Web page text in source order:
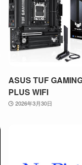
ASUS TUF
PLUS WIFI
2026年3月30日